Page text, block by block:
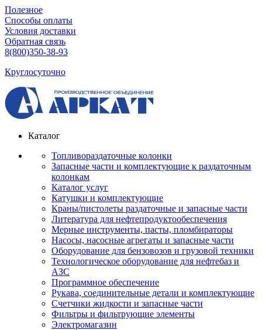
Полезное
Способы оплаты
Условия доставки
Обратная связь
8(800)350-38-93
Круглосуточно
Каталог
Топливораздаточные колонки
Запасные части и комплектующие к раздаточным
колонкам
Каталог услуг
Катушки и комплектующие
Краны/пистолеты раздаточные и запасные части
Литература для нефтепродуктообеспечения
Мерные инструменты, пасты, пломбираторы
Насосы, насосные агрегаты и запасные части
Оборудование для бензовозов и грузовой техники
Технологическое оборудование для нефтебаз и
АЗС
Программное обеспечение
Рукава, соединительные детали и комплектующие
Счетчики жидкости и запасные части
Фильтры и фильтрующие элементы
Электромагазин